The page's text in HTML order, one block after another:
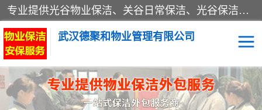
专业提供光谷物业保洁、关谷日常保洁、光谷保洁外包及武汉其他城区的单位日常保洁 武汉德聚和物业管理有限公司致力于打造中国专业物业保洁服务、日常保洁及其他保洁清洗外包服务。自公司成立以来提倡以先进的物业管理理念和模式经营，谋篇布局，以“至诚服务、精益求精、规范管理、锐意拓新”为质量方针，强化内部管理，为业主提供专业化、标准化和精细化的全方位物业服务，管理服务水平得到了广大业主和业内人士的一致好评。
武汉德聚和物业管理有限公司
保洁外包